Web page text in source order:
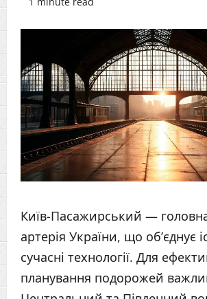
Київ-Пасажирський —
артерія України, що об’єднує
сучасні технології. Для
планування подорожей